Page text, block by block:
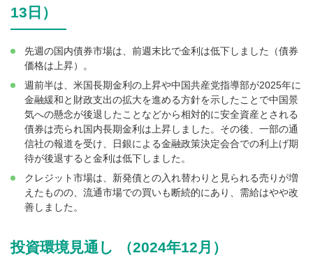
13日）
先週の国内債券市場は、前週末比で金利は低下しました（債券
価格は上昇）。
週前半は、米国長期金利の上昇や中国共産党指導部が2025年に
金融緩和と財政支出の拡大を進める方針を示したことで中国景
気への懸念が後退したことなどから相対的に安全資産とされる
債券は売られ国内長期金利は上昇しました。その後、一部の通
信社の報道を受け、日銀による金融政策決定会合での利上げ期
待が後退すると金利は低下しました。
クレジット市場は、新発債との入れ替わりと見られる売りが増
えたものの、流通市場での買いも断続的にあり、需給はやや改
善しました。
投資環境見通し （2024年12月）